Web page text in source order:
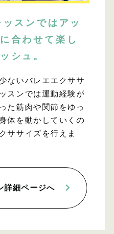
スンではアッ
合わせて楽し
シュ。
ないバレエエクササ
スンでは運動経験が
た筋肉や関節をゆっ
体を動かしていくの
ササイズを行えま
詳細ページへ